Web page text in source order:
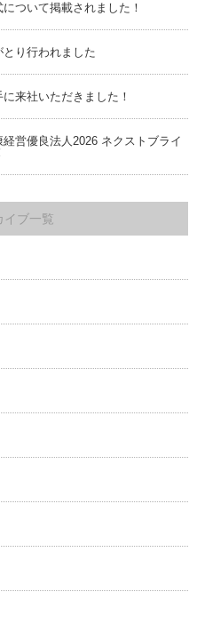
ついて掲載されました！
り行われました
来社いただきました！
営優良法人2026 ネクストブライ
イブ一覧